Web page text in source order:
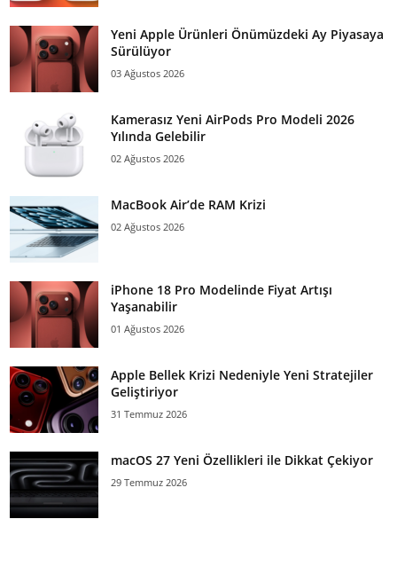
Yeni Apple Ürünleri Önümüzdeki Ay Piyasaya
Sürülüyor
03 Ağustos 2026
Kamerasız Yeni AirPods Pro Modeli 2026
Yılında Gelebilir
02 Ağustos 2026
MacBook Air’de RAM Krizi
02 Ağustos 2026
iPhone 18 Pro Modelinde Fiyat Artışı
Yaşanabilir
01 Ağustos 2026
Apple Bellek Krizi Nedeniyle Yeni Stratejiler
Geliştiriyor
31 Temmuz 2026
macOS 27 Yeni Özellikleri ile Dikkat Çekiyor
29 Temmuz 2026